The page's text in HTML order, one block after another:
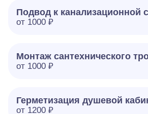
Подвод к канализационной
от 1000 ₽
Монтаж сантехнического
от 1000 ₽
Герметизация душевой
от 1200 ₽